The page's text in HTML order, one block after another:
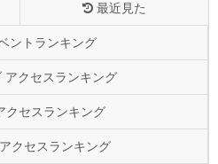
最近見た
ントランキング
アクセスランキング
クセスランキング
クセスランキング